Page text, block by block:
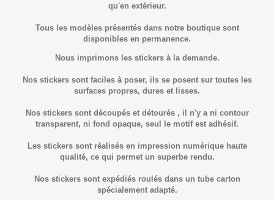
qu'en extérieur.
Tous les modèles présentés dans notre boutique sont
disponibles en permanence.
Nous imprimons les stickers à la demande.
Nos stickers sont faciles à poser, ils se posent sur toutes les
surfaces propres, dures et lisses.
Nos stickers sont découpés et détourés , il n'y a ni contour
transparent, ni fond opaque, seul le motif est adhésif.
Les stickers sont réalisés en impression numérique haute
qualité, ce qui permet un superbe rendu.
Nos stickers sont expédiés roulés dans un tube carton
spécialement adapté.